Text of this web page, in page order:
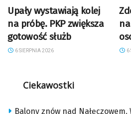
Upały wystawiają kolej
na próbę. PKP zwiększa
gotowość służb
6 SIERPNIA 2026 6
Ciekawostki
Balony znów nad Nałęczowem.